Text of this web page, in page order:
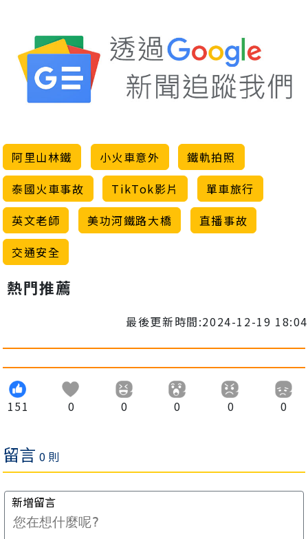
阿里山林鐵 小火車意外
鐵軌拍照
泰國火車事故
TikTok影片
單車旅行
英文老師
美功河鐵路大橋
直播事故
交通安全
熱門推薦
最後更新時間:2024-12-19 18:04
151 0 0 0 0 0